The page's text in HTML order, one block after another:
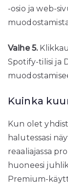
-osio ja web-
Vaihe 5.
Spotify-tilisi ja
Kuinka
Kun olet
halutessasi
reaaliajassa
huoneesi
Premium-